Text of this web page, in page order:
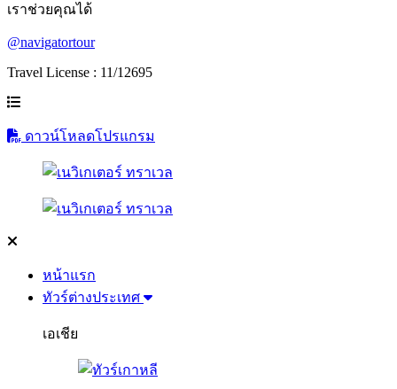
เราช่วยคุณได้
@navigatortour
Travel License : 11/12695
ดาวน์โหลดโปรแกรม
หน้าแรก
ทัวร์ต่างประเทศ
เอเชีย